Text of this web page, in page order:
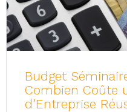
Budget
Combien Coûte
d’Entreprise